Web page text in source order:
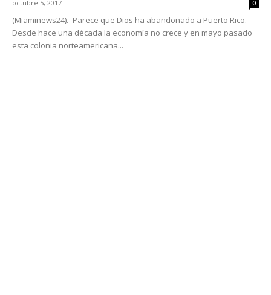
octubre 5, 2017 0
(Miaminews24).- Parece que Dios ha abandonado a Puerto Rico.
Desde hace una década la economía no crece y en mayo pasado
esta colonia norteamericana...